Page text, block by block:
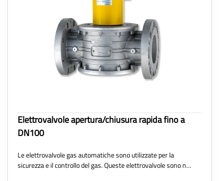
Elettrovalvole apertura/chiusura rapida fino a
DN100
Le elettrovalvole gas automatiche sono utilizzate per la
sicurezza e il controllo del gas. Queste elettrovalvole sono n…